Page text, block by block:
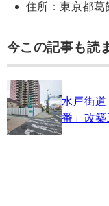
住所：東京都葛
今この記事も読
水戸街
番」改